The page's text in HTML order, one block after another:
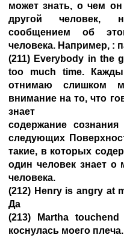
может знать, о чем он
другой человек,
сообщением об
человека. Например, :
(211) Everybody in the
too much time.
отнимаю слишком
внимание на то, что
знает
содержание
следующих
такие, в которых
один человек знает о
человека.
(212) Henry is angry at
Да
(213) Martha
коснулась моего